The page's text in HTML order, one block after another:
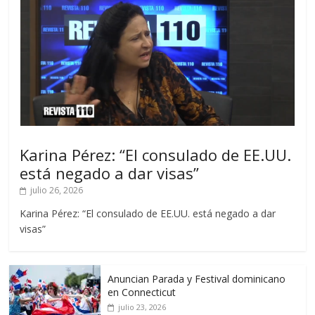
Karina Pérez: “El consulado de EE.UU.
está negado a dar visas”
julio 26, 2026
Karina Pérez: “El consulado de EE.UU. está negado a dar
visas”
Anuncian Parada y Festival dominicano
en Connecticut
julio 23, 2026